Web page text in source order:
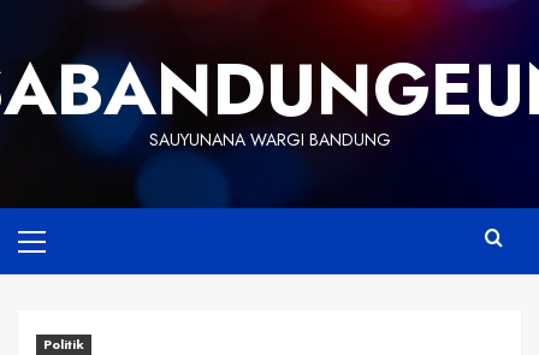
content
SAUYUNANA WARGI BANDUNG
Menu
Politik